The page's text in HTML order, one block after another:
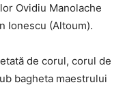
Ovidiu Manolache
Ionescu (Altoum).
de corul, corul de
bagheta maestrului